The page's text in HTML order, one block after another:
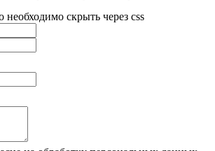
скрыть через css